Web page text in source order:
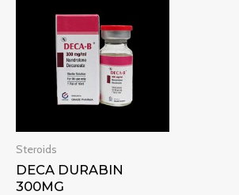
Steroids
DECA DURABIN
300MG
€270.00
à
€500.00